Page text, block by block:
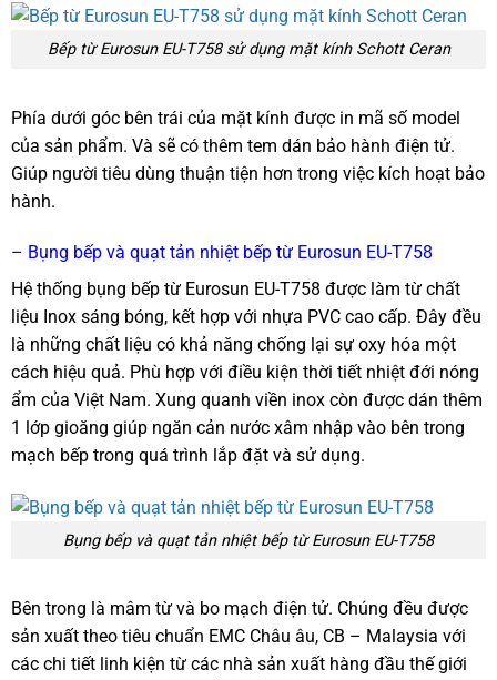
Bếp từ Eurosun EU-T758 sử dụng mặt kính Schott Ceran
Phía dưới góc bên trái của mặt kính được in mã số model
của sản phẩm. Và sẽ có thêm tem dán bảo hành điện tử.
Giúp người tiêu dùng thuận tiện hơn trong việc kích hoạt bảo
hành.
– Bụng bếp và quạt tản nhiệt bếp từ Eurosun EU-T758
Hệ thống bụng bếp từ Eurosun EU-T758 được làm từ chất
liệu Inox sáng bóng, kết hợp với nhựa PVC cao cấp. Đây đều
là những chất liệu có khả năng chống lại sự oxy hóa một
cách hiệu quả. Phù hợp với điều kiện thời tiết nhiệt đới nóng
ẩm của Việt Nam. Xung quanh viền inox còn được dán thêm
1 lớp gioăng giúp ngăn cản nước xâm nhập vào bên trong
mạch bếp trong quá trình lắp đặt và sử dụng.
Bụng bếp và quạt tản nhiệt bếp từ Eurosun EU-T758
Bên trong là mâm từ và bo mạch điện tử. Chúng đều được
sản xuất theo tiêu chuẩn EMC Châu âu, CB – Malaysia với
các chi tiết linh kiện từ các nhà sản xuất hàng đầu thế giới